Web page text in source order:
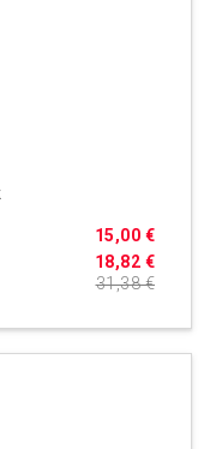
18,82 €
15,00 €
31,38 €